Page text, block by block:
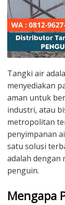
Tangki air
menyediakan
aman untuk
industri, atau
metropolitan
penyimpanan
satu solusi
adalah dengan
penguin.
Mengapa